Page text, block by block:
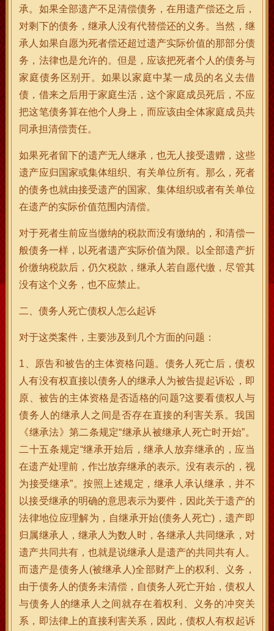
承。如果全部遗产不足清偿债务，在用遗产偿还之后，
对剩下的债务，继承人没有代替偿还的义务。当然，继
承人如果自愿为死者偿还超过遗产实际价值的那部分债
务，法律也是允许的。但是，应该把死者个人的债务与
家庭债务区别开。如果以家庭中某一成员的名义去借
债，借来之后用于家庭生活，这个家庭成员死后，不应
把这笔债务算在他个人身上，而应该由全体家庭成员共
同承担清偿责任。
如果死者留下的遗产无人继承，也无人接受遗赠，这些
遗产应归国家或集体组织、有关单位所有。那么，死者
的债务也就由接受遗产的国家、集体组织或者有关单位
在遗产的实际价值范围内清偿。
对于死者生前应当缴纳的税款而没有缴纳的，和清偿一
般债务一样，以死者遗产实际价值为限。以全部遗产折
价缴纳税款后，仍欠税款，继承人若自愿代缴，尽管其
没有这个义务，也不应禁止。
二、债务人死亡债权人怎么起诉
对于这类案件，主要涉及到几个方面的问题：
1、原告和被告的主体资格问题。债务人死亡后，债权
人有没有权直接以债务人的继承人为被告提起诉讼，即
原、被告的主体资格是否适格的问题?这要看债权人与
债务人的继承人之间是否存在直接的利害关系。我国
《继承法》第二条规定“继承从被继承人死亡时开始”。
二十五条规定“继承开始后，继承人放弃继承的，应当
在遗产处理前，作岀放弃继承的表示。没有表示的，视
为接受继承”。按照上述规定，继承人承认继承，并不
以接受继承的明确的意思表示为要件，因此关于遗产的
法律地位应理解为，自继承开始(债务人死亡)，遗产即
归属继承人，继承人为数人时，各继承人共同继承，对
遗产共同共有，也就是说继承人是遗产的共同共有人。
而遗产是债务人(被继承人)全部财产上的权利、义务，
由于债务人的债务未清偿，自债务人死亡开始，债权人
与债务人的继承人之间就存在着权利、义务的冲突关
系，即法律上的直接利害关系，因此，债权人有权起诉